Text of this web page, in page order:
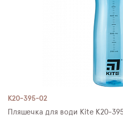
K20-395-02
Пляшечка для води Kite K20-